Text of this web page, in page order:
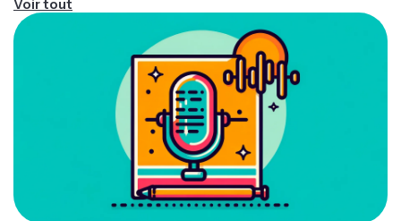
n'hésite pas à affiner et à ajuster pour obtenir le résultat
Voir tout